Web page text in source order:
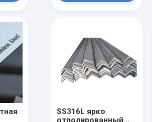
SS316L ярко
отполированный